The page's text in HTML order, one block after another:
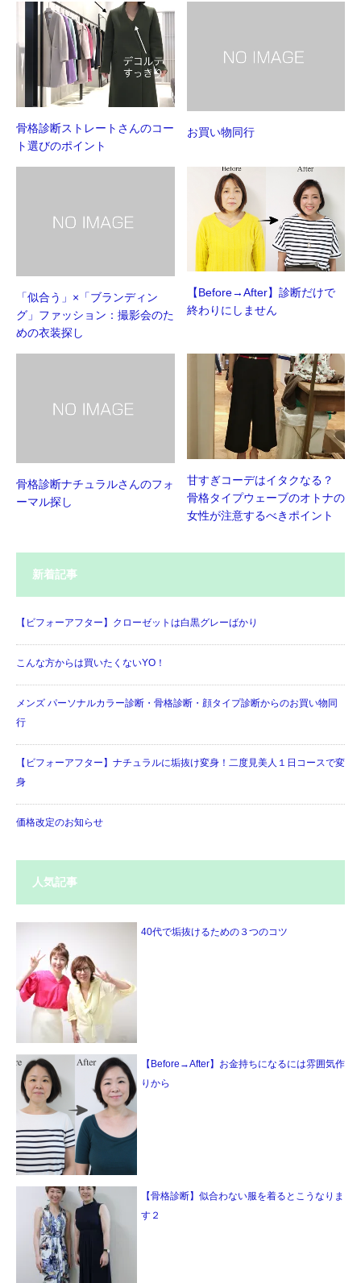
す)
骨格診断ストレートさんのコー
ト選びのポイント
お買い物同行
「似合う」×「ブランディン
グ」ファッション：撮影会のた
めの衣装探し
【Before→After】診断だけで
終わりにしません
骨格診断ナチュラルさんのフォ
ーマル探し
甘すぎコーデはイタクなる？
骨格タイプウェーブのオトナの
女性が注意するべきポイント
新着記事
【ビフォーアフター】クローゼットは白黒グレーばかり
こんな方からは買いたくないYO！
メンズ パーソナルカラー診断・骨格診断・顔タイプ診断からのお買い物同
行
【ビフォーアフター】ナチュラルに垢抜け変身！二度見美人１日コースで変
身
価格改定のお知らせ
人気記事
40代で垢抜けるための３つのコツ
【Before→After】お金持ちになるには雰囲気作
りから
【骨格診断】似合わない服を着るとこうなりま
す２